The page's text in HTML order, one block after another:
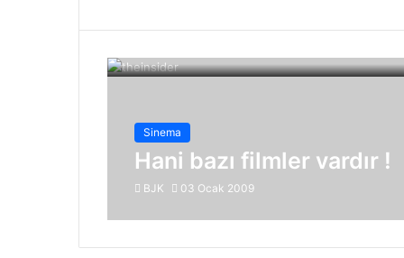
Sinema
Hani bazı filmler vardır !
BJK 03 Ocak 2009